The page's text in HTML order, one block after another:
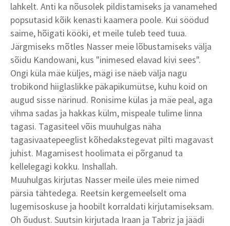
lahkelt. Anti ka nõusolek pildistamiseks ja vanamehed
popsutasid kõik kenasti kaamera poole. Kui söödud
saime, hõigati kööki, et meile tuleb teed tuua.
Järgmiseks mõtles Nasser meie lõbustamiseks välja
sõidu Kandowani, kus "inimesed elavad kivi sees".
Ongi küla mäe küljes, mägi ise näeb välja nagu
trobikond hiiglaslikke päkapikumütse, kuhu koid on
augud sisse närinud. Ronisime külas ja mäe peal, aga
vihma sadas ja hakkas külm, mispeale tulime linna
tagasi. Tagasiteel võis muuhulgas näha
tagasivaatepeeglist kõhedakstegevat pilti magavast
juhist. Magamisest hoolimata ei põrganud ta
kellelegagi kokku. Inshallah.
Muuhulgas kirjutas Nasser meile üles meie nimed
pärsia tähtedega. Reetsin kergemeelselt oma
lugemisoskuse ja hoobilt korraldati kirjutamiseksam.
Oh õudust. Suutsin kirjutada Iraan ja Tabriz ja jäädi